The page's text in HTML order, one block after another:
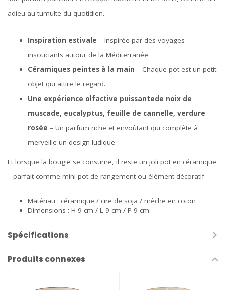
adieu au tumulte du quotidien.
Inspiration estivale – Inspirée par des voyages
insouciants autour de la Méditerranée
Céramiques peintes à la main – Chaque pot est un petit
objet qui attire le regard.
Une expérience olfactive puissantede noix de
muscade, eucalyptus, feuille de cannelle, verdure
rosée – Un parfum riche et envoûtant qui complète à
merveille un design ludique
Et lorsque la bougie se consume, il reste un joli pot en céramique
– parfait comme mini pot de rangement ou élément décoratif.
Matériau : céramique / cire de soja / mèche en coton
Dimensions : H 9 cm / L 9 cm / P 9 cm
Spécifications
Produits connexes